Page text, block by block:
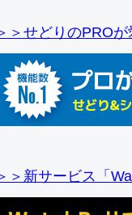
＞せどりのPRO
＞新サービス「